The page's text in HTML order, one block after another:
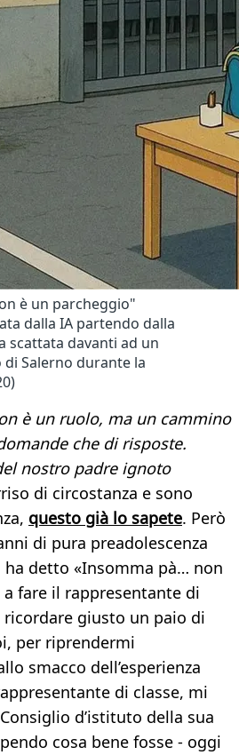
è un parcheggio"
dalla IA partendo dalla
scattata davanti ad un
Salerno durante la
è un ruolo, ma un cammino
che di risposte.
nostro padre ignoto
di circostanza e sono
questo già lo sapete. Però
di pura preadolescenza
detto «Insomma pà… non
fare il rappresentante di
ricordare giusto un paio di
per riprendermi
smacco dell’esperienza
di classe, mi
d’istituto della sua
cosa bene fosse - oggi